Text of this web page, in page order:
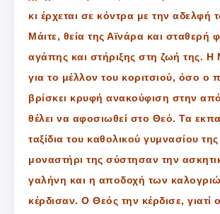
κι έρχεται σε κόντρα με την αδελφή
Μάιτε, θεία της Αϊνάρα και σταθερή
αγάπης και στήριξης στη ζωή της. Η
για το μέλλον του κοριτσιού, όσο ο
βρίσκει κρυφή ανακούφιση στην
θέλει να αφοσιωθεί στο Θεό. Τα
ταξίδια του καθολικού γυμνασίου
μοναστήρι της σύστησαν την
γαλήνη και η αποδοχή των
κέρδισαν. Ο Θεός την κέρδισε, γιατί